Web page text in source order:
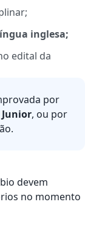
inglesa;
edital da
por
Junior, ou por
devem
no momento